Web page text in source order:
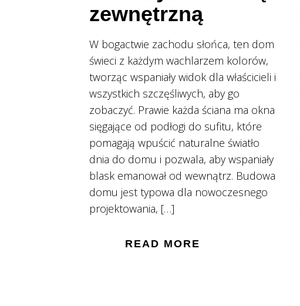
zewnętrzną
W bogactwie zachodu słońca, ten dom
świeci z każdym wachlarzem kolorów,
tworząc wspaniały widok dla właścicieli i
wszystkich szczęśliwych, aby go
zobaczyć. Prawie każda ściana ma okna
sięgające od podłogi do sufitu, które
pomagają wpuścić naturalne światło
dnia do domu i pozwala, aby wspaniały
blask emanował od wewnątrz. Budowa
domu jest typowa dla nowoczesnego
projektowania, […]
READ MORE